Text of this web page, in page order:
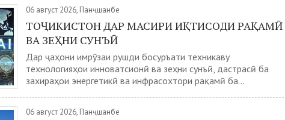
06 август 2026, Панҷшанбе
ТОҶИКИСТОН ДАР МАСИРИ ИҚТИСОДИ РАҚАМӢ
ВА ЗЕҲНИ СУНЪӢ
Дар ҷаҳони имрӯзаи рушди босуръати техникаву
технологияҳои инноватсионӣ ва зеҳни сунъӣ, дастрасӣ ба
захираҳои энергетикӣ ва инфрасохтори рақамӣ ба...
06 август 2026, Панҷшанбе